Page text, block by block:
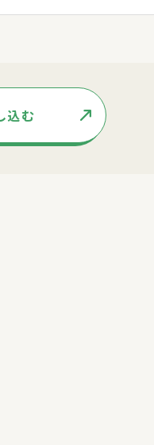
込む